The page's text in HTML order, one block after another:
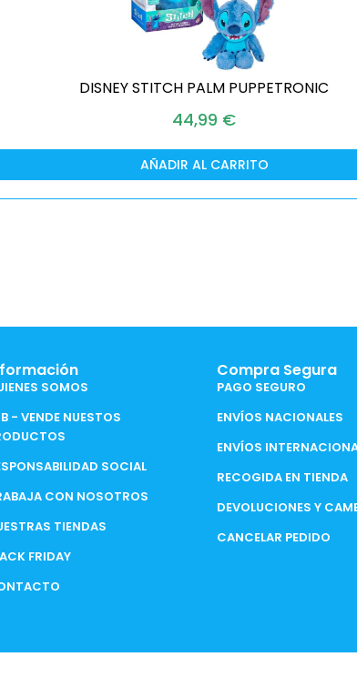
DISNEY STITCH PALM PUPPETRONIC
44,99 €
AÑADIR AL CARRITO
SOMOS
- VENDE NUESTOS
SOCIAL
CON NOSOTROS
TIENDAS
FRIDAY
Compra Segura
PAGO SEGURO
ENVÍOS NACIONALES
ENVÍOS
RECOGIDA EN TIENDA
DEVOLUCIONES Y
CANCELAR PEDIDO